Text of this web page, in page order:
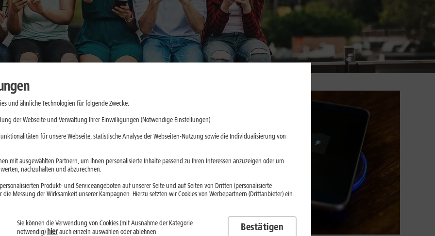
im Alltag
2026 gefragter
lange
und
und ähnliche Technologien für folgende Zwecke:
der Webseite und Verwaltung Ihrer Einwilligungen (Notwendige Einstellungen)
für unsere Webseite, statistische Analyse der Webseiten-Nutzung sowie die Individualisierung von
mit ausgewählten Partnern, um Ihnen personalisierte Inhalte passend zu Ihren Interessen anzuzeigen oder um
nachzuhalten und abzurechnen.
Produkt- und Serviceangeboten auf unserer Seite und auf Seiten von Dritten (personalisierte
Messung der Wirksamkeit unserer Kampagnen. Hierzu setzten wir Cookies von Werbepartnern (Drittanbieter) ein.
Sie können die Verwendung von Cookies (mit Ausnahme der Kategorie
notwendig) hierauch einzeln auswählen oder ablehnen. Bestätigen